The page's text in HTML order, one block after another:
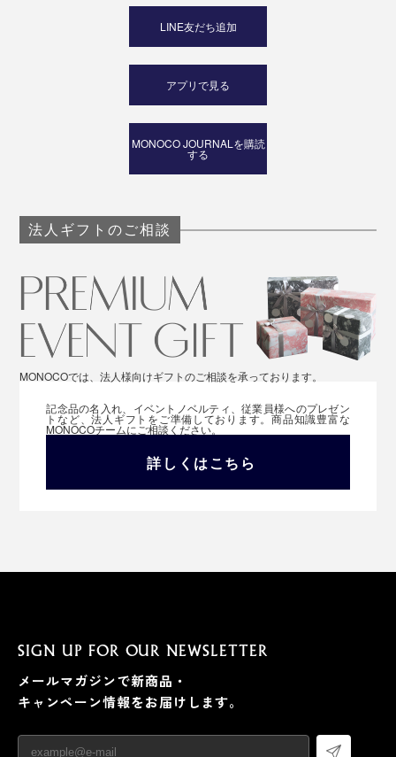
LINE友だち追加
アプリで見る
MONOCO JOURNALを購読
する
法人ギフトのご相談
MONOCOでは、法人様向けギフトのご相談を承っております。
記念品の名入れ、イベントノベルティ、従業員様へのプレゼン
トなど、法人ギフトをご準備しております。商品知識豊富な
MONOCOチームにご相談ください。
詳しくはこちら
SIGN UP FOR OUR NEWSLETTER
メールマガジンで新商品・
キャンペーン情報をお届けします。